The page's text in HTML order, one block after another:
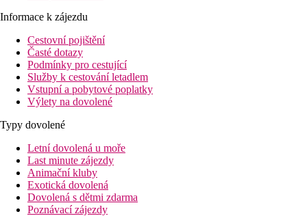
Informace k zájezdu
Cestovní pojištění
Časté dotazy
Podmínky pro cestující
Služby k cestování letadlem
Vstupní a pobytové poplatky
Výlety na dovolené
Typy dovolené
Letní dovolená u moře
Last minute zájezdy
Animační kluby
Exotická dovolená
Dovolená s dětmi zdarma
Poznávací zájezdy